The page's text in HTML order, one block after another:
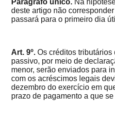
deste artigo não
passará para o primeiro dia
Art. 9º. Os créditos
passivo, por meio de
menor, serão enviados para
com os acréscimos legais
dezembro do exercício em
prazo de pagamento a que